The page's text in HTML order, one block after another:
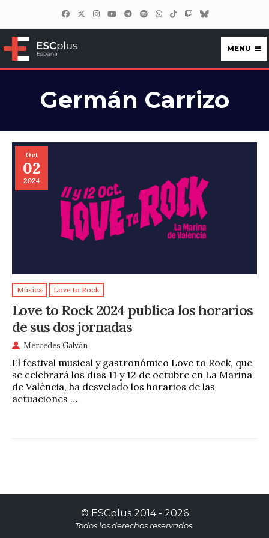
ESCplus España
MENU
Germán Carrizo
Oct
02
2024
Música Love to Rock
Love to Rock 2024 publica los horarios
de sus dos jornadas
Mercedes Galván
El festival musical y gastronómico Love to Rock, que
se celebrará los días 11 y 12 de octubre en La Marina
de València, ha desvelado los horarios de las
actuaciones …
© ESCplus2014 - 2026
Todos los derechos reservados.